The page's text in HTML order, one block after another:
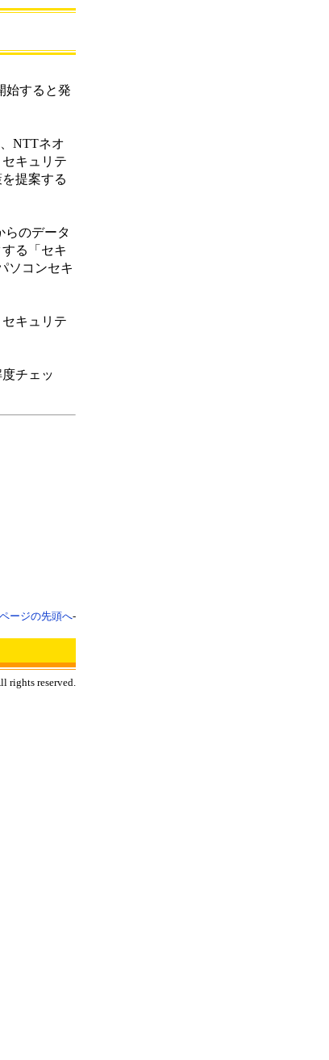
始すると発
NTTネオ
キュリテ
提案する
らのデータ
る「セキ
ソコンセキ
キュリテ
チェッ
ページの先頭へ-
rights reserved.